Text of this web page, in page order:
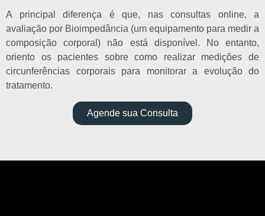
A principal diferença é que, nas consultas online, a
avaliação por Bioimpedância (um equipamento para medir a
composição corporal) não está disponível. No entanto,
oriento os pacientes sobre como realizar medições de
circunferências corporais para monitorar a evolução do
tratamento.
Agende sua Consulta